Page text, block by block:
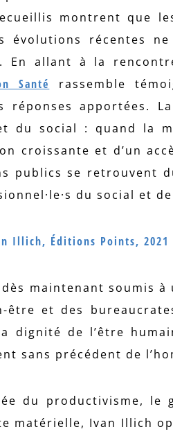
montrent que
évolutions récentes
En allant à la
Santé
rassemble
réponses apportées.
du social : quand la
croissante et d’un
publics se retrouvent
du social et
Illich, Éditions Points, 2021
maintenant soumis
être et des
dignité de l’être
sans précédent de
du productivisme,
matérielle, Ivan Illich